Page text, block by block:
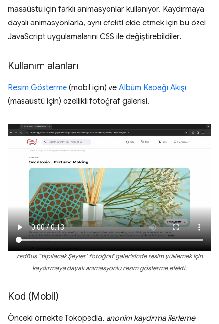
masaüstü için farklı animasyonlar kullanıyor. Kaydırmaya
dayalı animasyonlarla, aynı efekti elde etmek için bu özel
JavaScript uygulamalarını CSS ile değiştirebildiler.
Kullanım alanları
Resim Gösterme (mobil için) ve Albüm Kapağı Akışı
(masaüstü için) özellikli fotoğraf galerisi.
redBus "Yapılacak Şeyler" fotoğraf galerisinde resim yüklemek için
kaydırmaya dayalı animasyonlu resim gösterme efekti.
Kod (Mobil)
Önceki örnekte Tokopedia, anonim kaydırma ilerleme